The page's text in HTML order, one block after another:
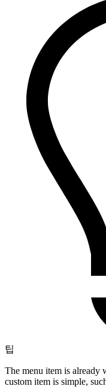
팁
The menu item is already
custom item is simple,